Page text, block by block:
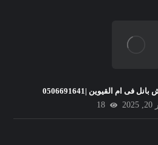
ام القيوين |0506691641
18